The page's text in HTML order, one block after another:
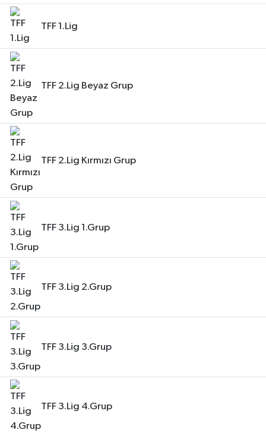
TFF 1.Lig
TFF 2.Lig Beyaz Grup
TFF 2.Lig Kırmızı Grup
TFF 3.Lig 1.Grup
TFF 3.Lig 2.Grup
TFF 3.Lig 3.Grup
TFF 3.Lig 4.Grup